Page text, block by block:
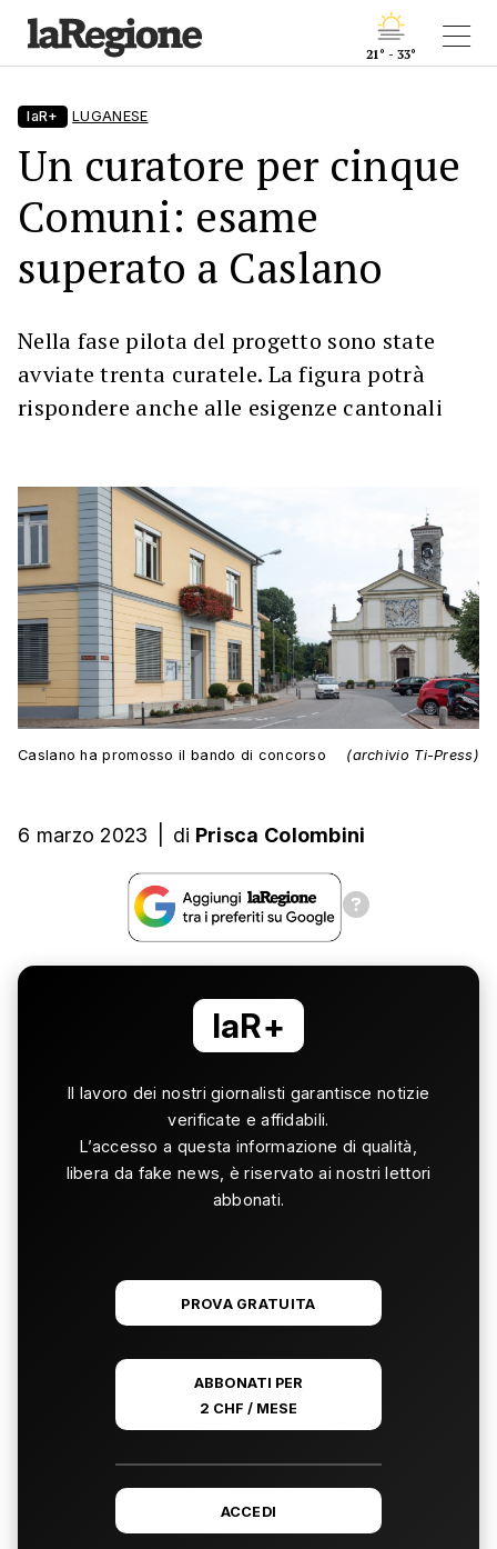
21° - 33°
laR+ LUGANESE
Un curatore per cinque
Comuni: esame
superato a Caslano
Nella fase pilota del progetto sono state
avviate trenta curatele. La figura potrà
rispondere anche alle esigenze cantonali
Caslano ha promosso il bando di concorso (archivio Ti-Press)
6 marzo 2023 di Prisca Colombini
laR+
Il lavoro dei nostri giornalisti garantisce notizie
verificate e affidabili.
L’accesso a questa informazione di qualità,
libera da fake news, è riservato ai nostri lettori
abbonati.
PROVA GRATUITA
ABBONATI PER
2 CHF / MESE
ACCEDI